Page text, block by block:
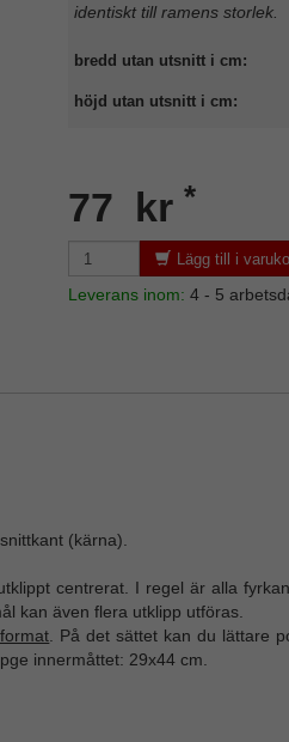
identiskt till ramens storlek.
bredd utan utsnitt i cm:
höjd utan utsnitt i cm:
77 kr *
Lägg till i
Leverans inom: 4 - 5
(kärna).
centrerat. I regel är alla
kan även flera utklipp utföras.
. På det sättet kan du lättare
innermåttet: 29x44 cm.